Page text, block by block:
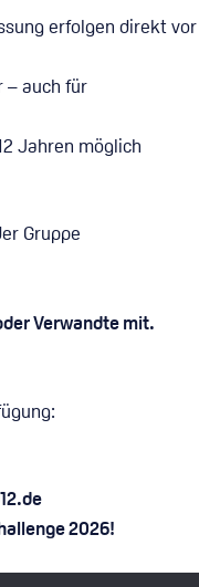
erfolgen direkt vor
– auch für
Jahren möglich
Gruppe
Verwandte mit.
2026!